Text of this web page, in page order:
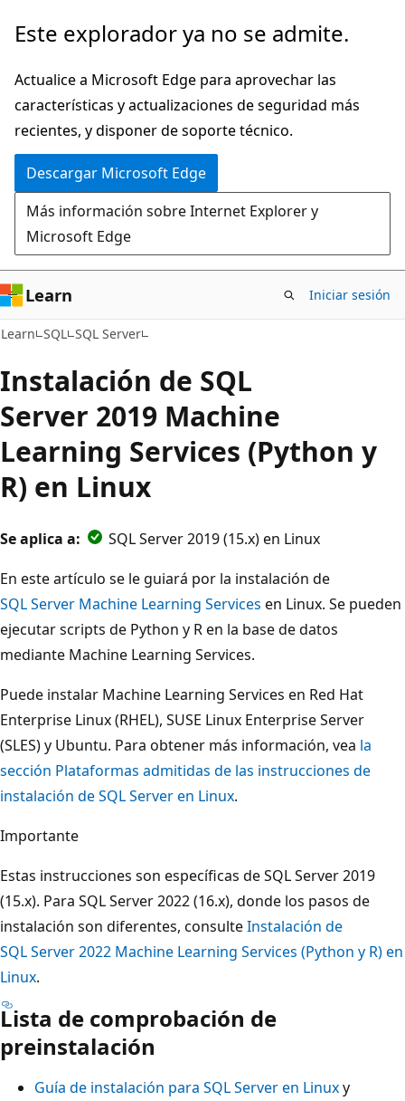
Ir
contenido
principal
Este explorador ya no se admite.
Actualice a Microsoft Edge para aprovechar las
características y actualizaciones de seguridad más
recientes, y disponer de soporte técnico.
Descargar Microsoft Edge
Más información sobre Internet Explorer y
Microsoft Edge
Learn Iniciar sesión
Learn SQL SQL Server
Instalación de SQL
Server 2019 Machine
Learning Services (Python y
R) en Linux
Se aplica a:
SQL Server 2019 (15.x) en Linux
En este artículo se le guiará por la instalación de
SQL Server Machine Learning Services en Linux. Se pueden
ejecutar scripts de Python y R en la base de datos
mediante Machine Learning Services.
Puede instalar Machine Learning Services en Red Hat
Enterprise Linux (RHEL), SUSE Linux Enterprise Server
(SLES) y Ubuntu. Para obtener más información, vea la
sección Plataformas admitidas de las instrucciones de
instalación de SQL Server en Linux.
Importante
Estas instrucciones son específicas de SQL Server 2019
(15.x). Para SQL Server 2022 (16.x), donde los pasos de
instalación son diferentes, consulteInstalación de
SQL Server 2022 Machine Learning Services (Python y R) en
Linux.
Lista de comprobación de
preinstalación
Guía de instalación para SQL Server en Linuxy